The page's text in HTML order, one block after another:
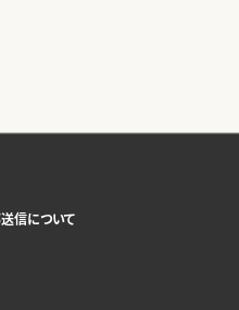
信について